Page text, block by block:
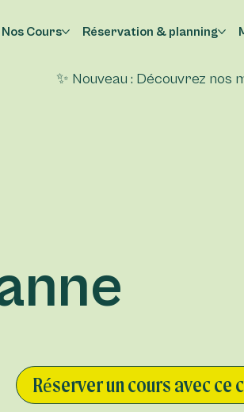
✨ Nouveau : Découvrez nos
Nos Cours Réservation & planning
Réserver un cours avec ce